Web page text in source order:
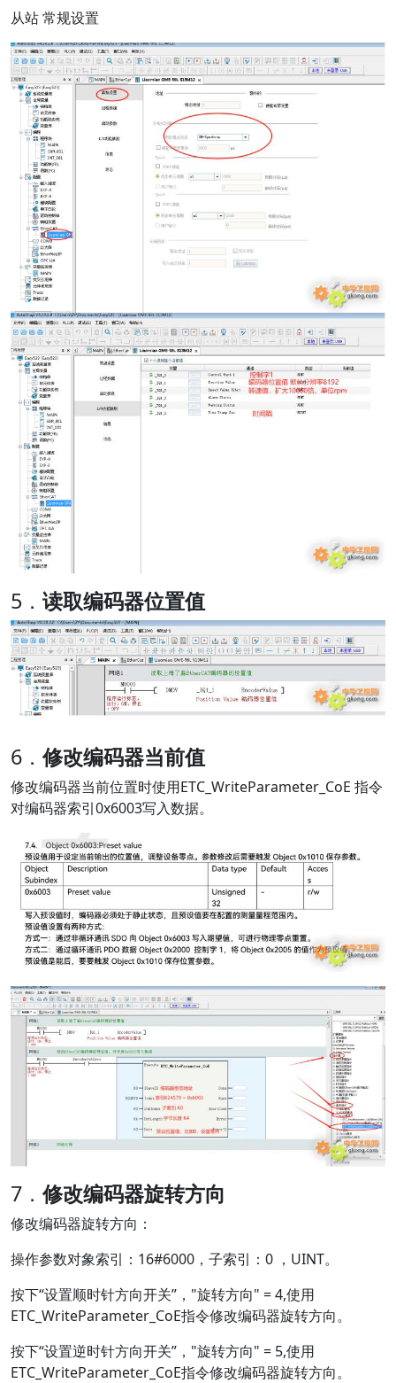
从站 常规设置
5． 读取编码器位置值
6．修改编码器当前值
修改编码器当前位置时使用ETC_WriteParameter_CoE 指令
对编码器索引0x6003写入数据。
7．修改编码器旋转方向
修改编码器旋转方向：
操作参数对象索引：16#6000，子索引：0 ，UINT。
按下“设置顺时针方向开关”，"旋转方向" = 4,使用
ETC_WriteParameter_CoE指令修改编码器旋转方向。
按下“设置逆时针方向开关”，"旋转方向" = 5,使用
ETC_WriteParameter_CoE指令修改编码器旋转方向。